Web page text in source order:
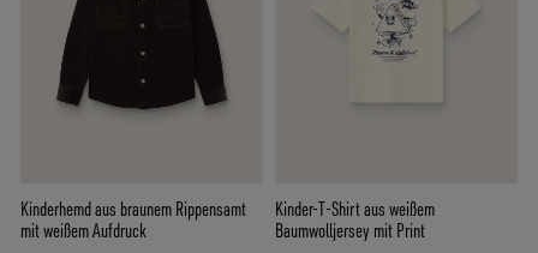
Kinderhemd aus braunem Rippensamt
mit weißem Aufdruck
Kinder-T-Shirt aus weißem
Baumwolljersey mit Print